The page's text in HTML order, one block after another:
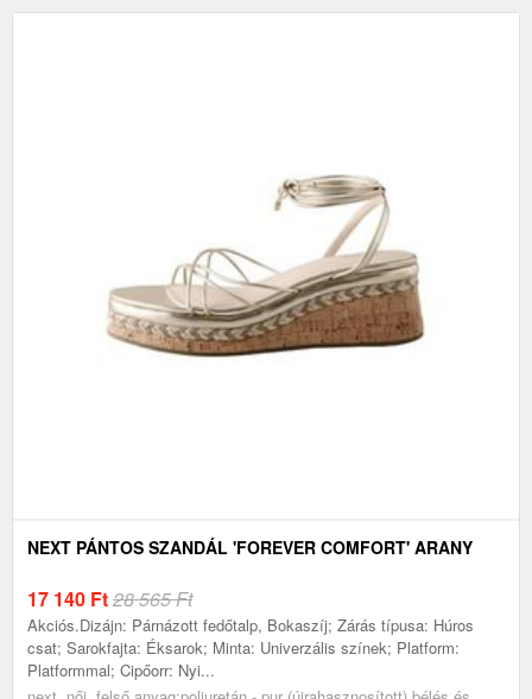
NEXT PÁNTOS SZANDÁL 'FOREVER COMFORT' ARANY
17 140 Ft28 565 Ft
Akciós.Dizájn: Párnázott fedőtalp, Bokaszíj; Zárás típusa: Húros
csat; Sarokfajta: Éksarok; Minta: Univerzális színek; Platform:
Platformmal; Cipőorr: Nyi...